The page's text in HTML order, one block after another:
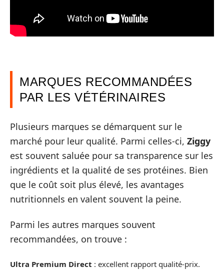
MARQUES RECOMMANDÉES
PAR LES VÉTÉRINAIRES
Plusieurs marques se démarquent sur le
marché pour leur qualité. Parmi celles-ci, Ziggy
est souvent saluée pour sa transparence sur les
ingrédients et la qualité de ses protéines. Bien
que le coût soit plus élevé, les avantages
nutritionnels en valent souvent la peine.
Parmi les autres marques souvent
recommandées, on trouve :
Ultra Premium Direct : excellent rapport qualité-prix.